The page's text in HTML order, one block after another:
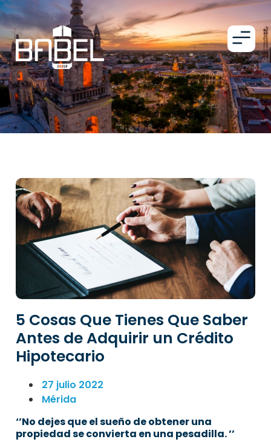
5 Cosas Que Tienes Que Saber
Antes de Adquirir un Crédito
Hipotecario
27 julio 2022
Mérida
‘’No dejes que el sueño de obtener una
propiedad se convierta en una pesadilla. ’’